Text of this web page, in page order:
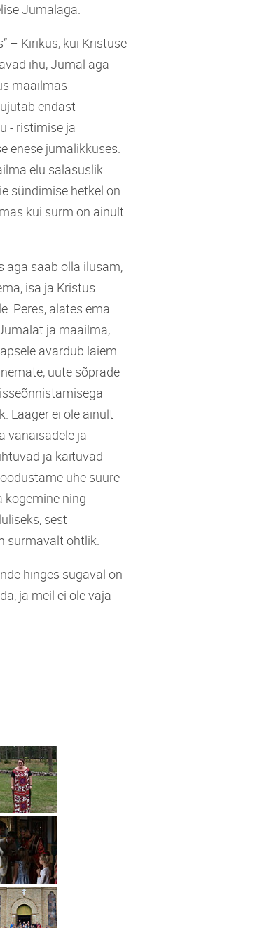
Jumalaga.
– Kirikus, kui Kristuse
ihu, Jumal aga
maailmas
endast
- ristimise ja
enese jumalikkuses.
elu salasuslik
sündimise hetkel on
kui surm on ainult
aga saab olla ilusam,
isa ja Kristus
Peres, alates ema
ja maailma,
avardub laiem
uute sõprade
Laager ei ole ainult
vanaisadele ja
ja käituvad
ühe suure
kogemine ning
sest
surmavalt ohtlik.
hinges sügaval on
ja meil ei ole vaja